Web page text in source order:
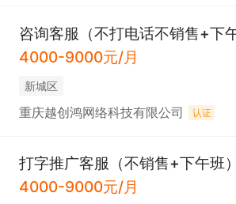
咨询客服（不打电话不销售+下午
4000-9000元/月
新城区
重庆越创鸿网络科技有限公司 认证
打字推广客服（不销售+下午班）
4000-9000元/月